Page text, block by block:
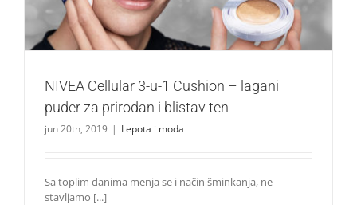
NIVEA Cellular 3-u-1 Cushion – lagani
puder za prirodan i blistav ten
jun 20th, 2019 | Lepota i moda
Sa toplim danima menja se i način šminkanja, ne
stavljamo [...]